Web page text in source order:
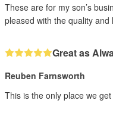
These are for my son’s
pleased with the quality and
Great as
Reuben Farnsworth
This is the only place we